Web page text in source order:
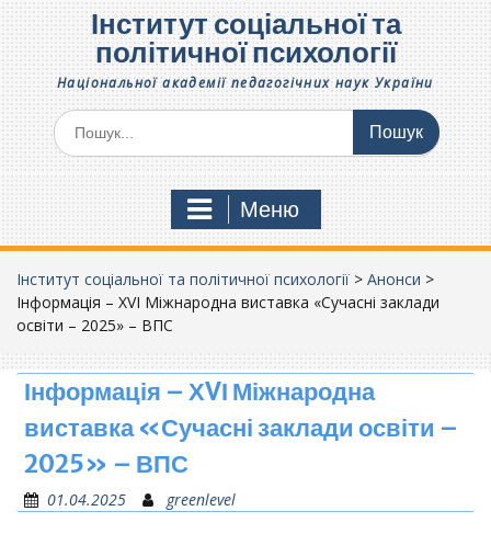
Інститут соціальної та
політичної психології
Національної академії педагогічних наук України
Шукати:
Меню
Інститут соціальної та політичної психології > Анонси >
Інформація – ХVІ Міжнародна виставка «Сучасні заклади
освіти – 2025» – ВПС
Інформація – ХVІ Міжнародна
виставка «Сучасні заклади освіти –
2025» – ВПС
01.04.2025 greenlevel